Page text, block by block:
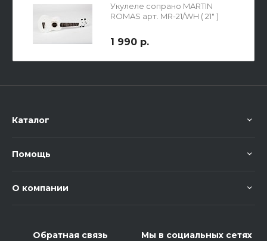
Укулеле сопрано MARTIN
ROMAS арт. MR-21/WH ( 21" )
1 990 р.
Каталог
Помощь
О компании
Обратная связь Мы в социальных сетях